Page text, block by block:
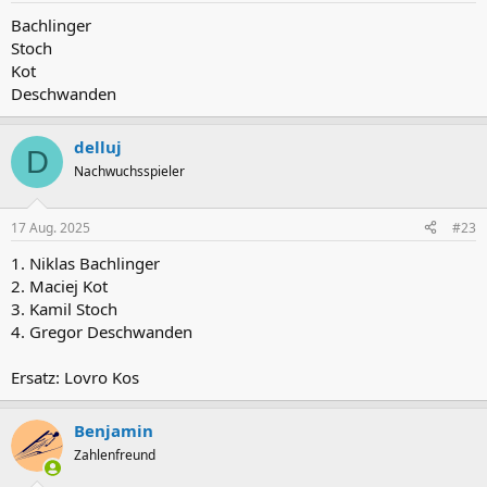
Bachlinger
Stoch
Kot
Deschwanden
D delluj
Nachwuchsspieler
17 Aug. 2025 #23
1. Niklas Bachlinger
2. Maciej Kot
3. Kamil Stoch
4. Gregor Deschwanden
Ersatz: Lovro Kos
Benjamin
Zahlenfreund